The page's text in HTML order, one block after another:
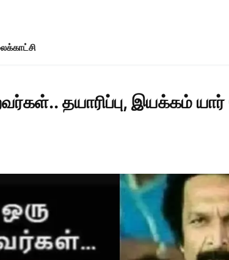
தயாரிப்பு, இயக்கம் யார்